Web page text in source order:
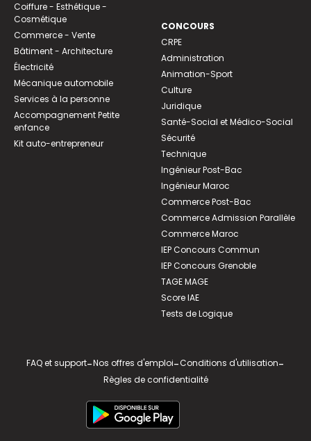
Coiffure - Esthétique -
Cosmétique
Commerce - Vente
Bâtiment - Architecture
Électricité
Mécanique automobile
Services à la personne
Accompagnement Petite
enfance
Kit auto-entrepreneur
CONCOURS
CRPE
Administration
Animation-Sport
Culture
Juridique
Santé-Social et Médico-Social
Sécurité
Technique
Ingénieur Post-Bac
Ingénieur Maroc
Commerce Post-Bac
Commerce Admission Parallèle
Commerce Maroc
IEP Concours Commun
IEP Concours Grenoble
TAGE MAGE
Score IAE
Tests de Logique
FAQ et support-Nos offres d'emploi-Conditions d'utilisation-
Règles de confidentialité